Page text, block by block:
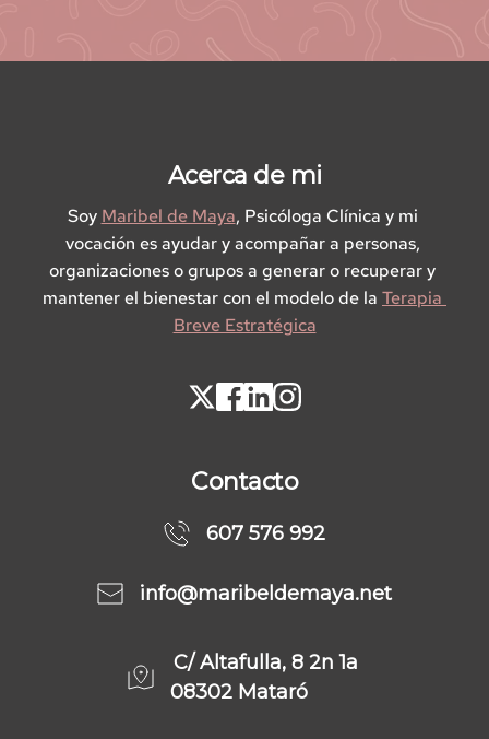
Acerca de mi
Soy Maribel de Maya, Psicóloga Clínica y mi
vocación es ayudar y acompañar a personas,
organizaciones o grupos a generar o recuperar y
mantener el bienestar con el modelo de la Terapia
Breve Estratégica
Contacto
607 576 992
info@maribeldemaya.net
C/ Altafulla, 8 2n 1a
08302 Mataró